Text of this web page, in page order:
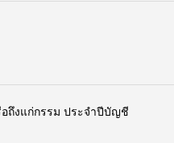
ถึงแก่กรรม ประจำปีบัญชี